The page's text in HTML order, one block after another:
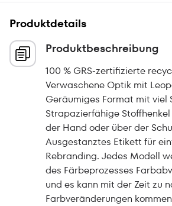
Produktdetails
Produktbeschreibung
100 % GRS-zertifizierte
Verwaschene Optik mit
Geräumiges Format mit viel
Strapazierfähige Stoffhenkel
der Hand oder über der
Ausgestanztes Etikett für
Rebranding. Jedes Modell
des Färbeprozesses
und es kann mit der Zeit zu
Farbveränderungen